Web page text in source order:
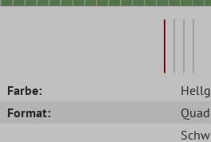
Farbe:
Format: